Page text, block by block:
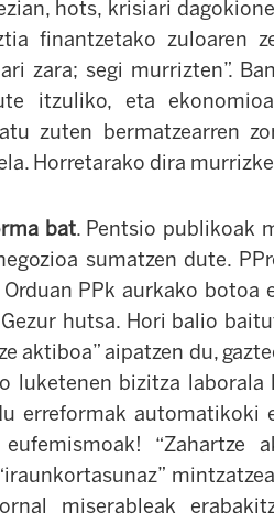
hots, krisiari
finantzetako zuloaren
zara; segi murrizten”.
itzuliko, eta
zuten bermatzearren
Horretarako dira
bat. Pentsio publikoak
sumatzen dute.
PPk aurkako botoa
hutsa. Hori balio
aktiboa” aipatzen du,
luketenen bizitza laborala
erreformak
“Zahartze
miserableak